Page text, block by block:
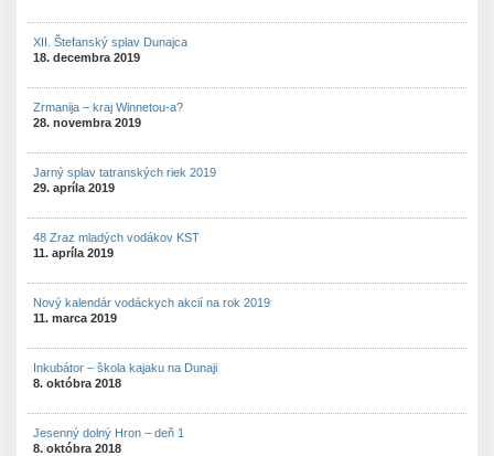
XII. Štefanský splav Dunajca
18. decembra 2019
Zrmanija – kraj Winnetou-a?
28. novembra 2019
Jarný splav tatranských riek 2019
29. apríla 2019
48 Zraz mladých vodákov KST
11. apríla 2019
Nový kalendár vodáckych akcií na rok 2019
11. marca 2019
Inkubátor – škola kajaku na Dunaji
8. októbra 2018
Jesenný dolný Hron – deň 1
8. októbra 2018